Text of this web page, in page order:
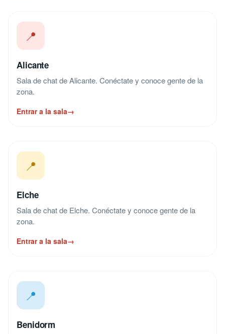
📍
Alicante
Sala de chat de Alicante. Conéctate y conoce gente de la
zona.
Entrar a la sala→
📍
Elche
Sala de chat de Elche. Conéctate y conoce gente de la
zona.
Entrar a la sala→
📍
Benidorm